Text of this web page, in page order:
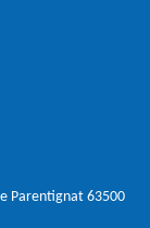
Parentignat 63500